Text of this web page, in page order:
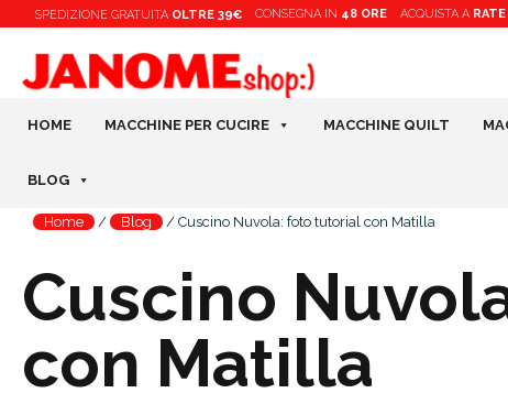
contenuto
SPEDIZIONE GRATUITA OLTRE 39€ CONSEGNA IN 48 ORE ACQUISTA A RATE
HOME MACCHINE PER CUCIRE MACCHINE QUILT
BLOG
Home / Blog / Cuscino Nuvola: foto tutorial con Matilla
Cuscino
con Matilla